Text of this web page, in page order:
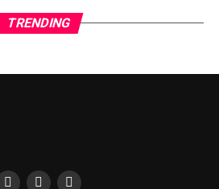
TRENDING